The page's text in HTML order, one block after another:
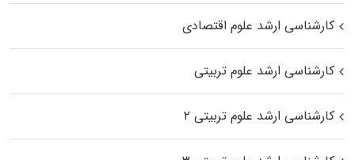
کارشناسی ارشد علوم اقتصادی
کارشناسی ارشد علوم تربیتی
کارشناسی ارشد علوم تربیتی ۲